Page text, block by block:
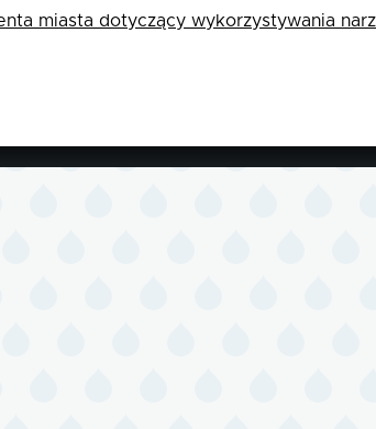
miasta dotyczący wykorzystywania